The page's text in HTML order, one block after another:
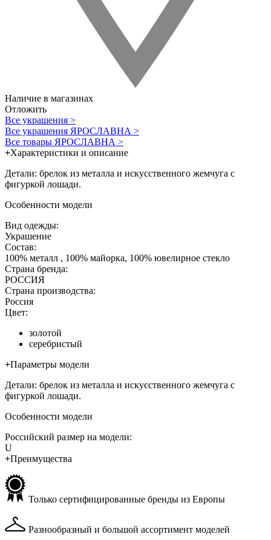
Наличие в магазинах
Отложить
Все украшения >
Все украшения ЯРОСЛАВНА >
Все товары ЯРОСЛАВНА >
+Характеристики и описание
Детали: брелок из металла и искусственного жемчуга с
фигуркой лошади.
Особенности модели
Вид одежды:
Украшение
Состав:
100% металл , 100% майорка, 100% ювелирное стекло
Страна бренда:
РОССИЯ
Страна производства:
Россия
Цвет:
золотой
серебристый
+Параметры модели
Детали: брелок из металла и искусственного жемчуга с
фигуркой лошади.
Особенности модели
Российский размер на модели:
U
+Преимущества
Только сертифицированные бренды из Европы
Разнообразный и большой ассортимент моделей